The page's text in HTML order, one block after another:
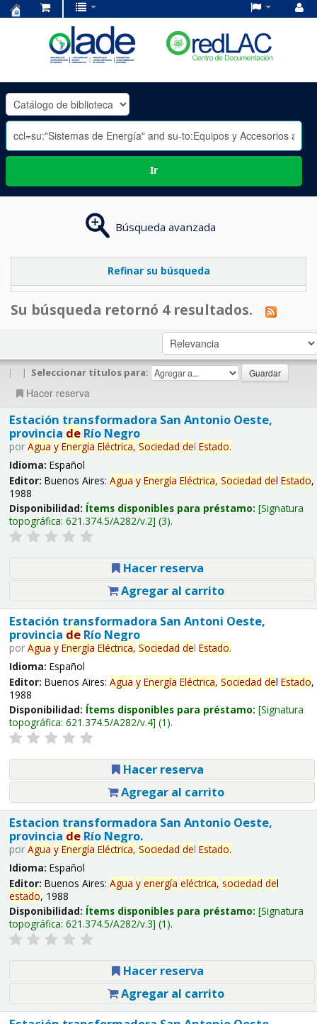
OLADE
-
Ir
Búsqueda avanzada
Refinar su búsqueda
Su búsqueda retornó 4 resultados.
| | Seleccionar títulos para:
Hacer reserva
Estación transformadora San Antonio Oeste,
provincia deRío Negro
por Agua y Energía Eléctrica, Sociedad del Estado.
Idioma: Español
Editor: Buenos Aires: Agua y Energía Eléctrica, Sociedad del Estado,
1988
Disponibilidad: Ítems disponibles para préstamo: Signatura
topográfica: 621.374.5/A282/v.2 (3).
Hacer reserva
Agregar al carrito
Estación transformadora San Antoni Oeste,
provincia deRío Negro
por Agua y Energía Eléctrica, Sociedad del Estado.
Idioma: Español
Editor: Buenos Aires: Agua y Energía Eléctrica, Sociedad del Estado,
1988
Disponibilidad: Ítems disponibles para préstamo: Signatura
topográfica: 621.374.5/A282/v.4 (1).
Hacer reserva
Agregar al carrito
Estacion transformadora San Antonio Oeste,
provincia deRío Negro.
por Agua y Energía Eléctrica, Sociedad del Estado.
Idioma: Español
Editor: Buenos Aires: Agua y energía eléctrica, sociedad del
estado, 1988
Disponibilidad: Ítems disponibles para préstamo: Signatura
topográfica: 621.374.5/A282/v.3 (1).
Hacer reserva
Agregar al carrito